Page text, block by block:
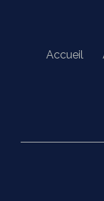
Accueil